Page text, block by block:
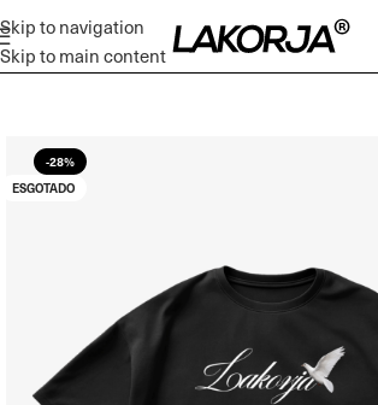
Skip to navigation
Skip to main content
-28%
ESGOTADO